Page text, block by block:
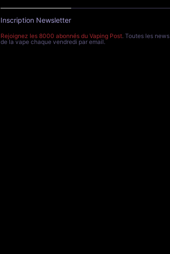
Inscription Newsletter
Rejoignez les 8000 abonnés du Vaping Post. Toutes les news
de la vape chaque vendredi par email.